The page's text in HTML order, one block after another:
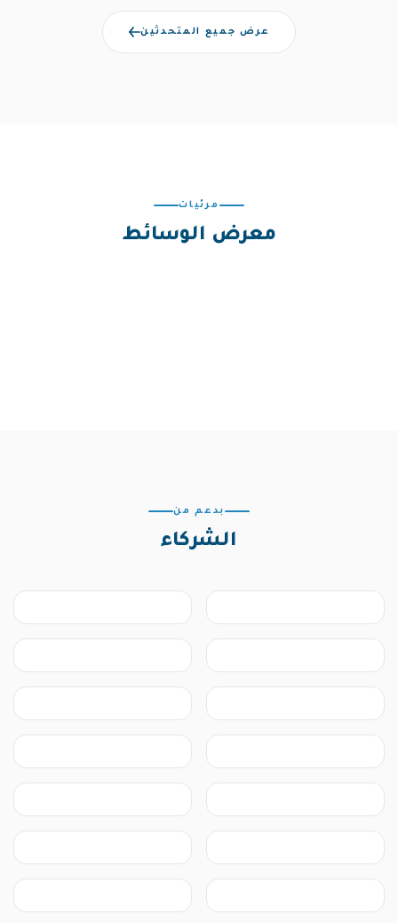
عرض جميع المتحدثين
مرئيات
معرض الوسائط
بدعم من
الشركاء